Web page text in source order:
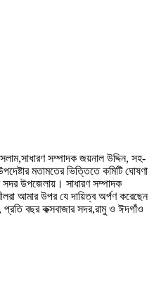
সম্পাদক জয়নাল উদ্দিন, সহ-
মতামতের ভিত্তিতে কমিটি ঘোষণা
সদর উপজেলায়। সাধারণ সম্পাদক
আমার উপর যে দায়িত্ব অর্পণ করেছেন
প্রতি বছর কক্সবাজার সদর,রামু ও ঈদগাঁও